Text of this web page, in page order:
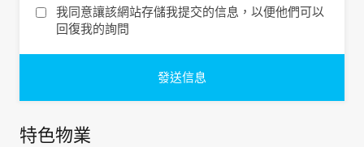
我同意讓該網站存儲我提交的信息，以便他們可以
回復我的詢問
特色物業